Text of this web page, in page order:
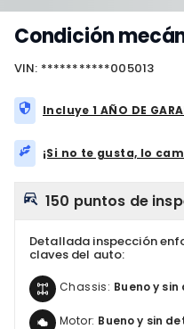
Condición
VIN: ***********005013
Incluye 1 AÑO DE
¡Si no te gusta, lo
150 puntos de
Detallada inspección
claves del auto:
Chassis: Bueno y
Motor: Bueno y sin